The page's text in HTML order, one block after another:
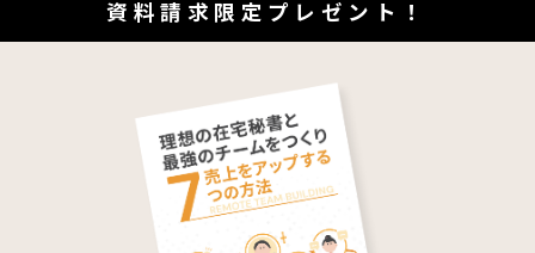
資料請求限定プレゼント！